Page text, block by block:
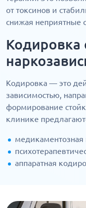
от токсинов и
снижая неприятные
Кодировка
Кодировка — это
зависимостью,
формирование
клинике
аппаратная